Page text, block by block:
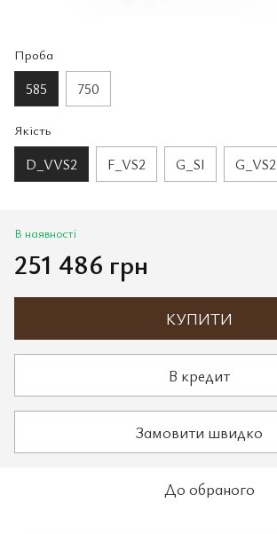
Проба
585 750
Якість
D_VVS2 F_VS2 G_SI G_VS2
В наявності
251 486 грн
КУПИТИ
В кредит
Замовити швидко
До обраного